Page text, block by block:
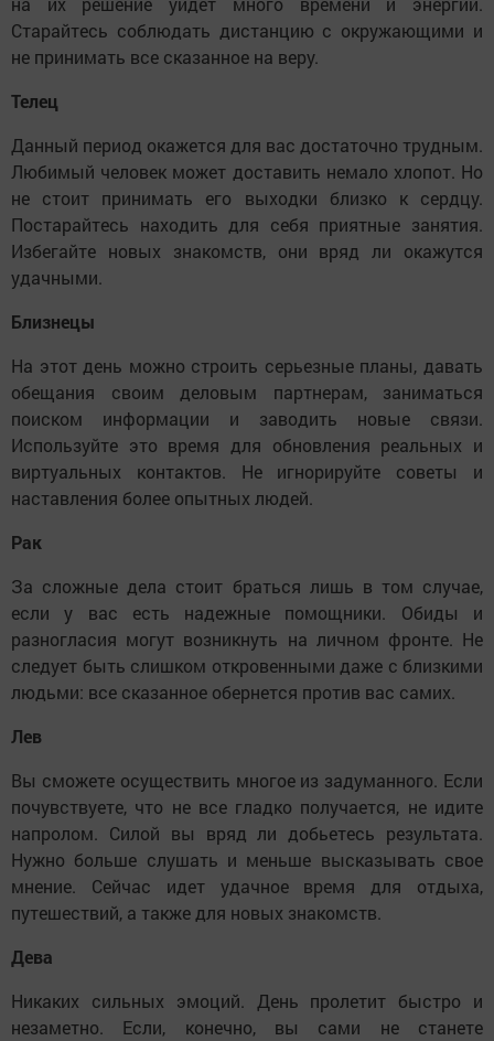
Старайтесь соблюдать дистанцию с окружающими и
не принимать все сказанное на веру.
Телец
Данный период окажется для вас достаточно трудным.
Любимый человек может доставить немало хлопот. Но
не стоит принимать его выходки близко к сердцу.
Постарайтесь находить для себя приятные занятия.
Избегайте новых знакомств, они вряд ли окажутся
удачными.
Близнецы
На этот день можно строить серьезные планы, давать
обещания своим деловым партнерам, заниматься
поиском информации и заводить новые связи.
Используйте это время для обновления реальных и
виртуальных контактов. Не игнорируйте советы и
наставления более опытных людей.
Рак
За сложные дела стоит браться лишь в том случае,
если у вас есть надежные помощники. Обиды и
разногласия могут возникнуть на личном фронте. Не
следует быть слишком откровенными даже с близкими
людьми: все сказанное обернется против вас самих.
Лев
Вы сможете осуществить многое из задуманного. Если
почувствуете, что не все гладко получается, не идите
напролом. Силой вы вряд ли добьетесь результата.
Нужно больше слушать и меньше высказывать свое
мнение. Сейчас идет удачное время для отдыха,
путешествий, а также для новых знакомств.
Дева
Никаких сильных эмоций. День пролетит быстро и
незаметно. Если, конечно, вы сами не станете